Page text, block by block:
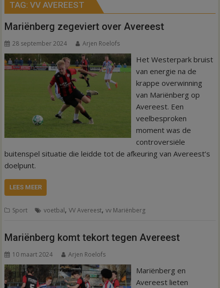
TAG:VV AVEREEST
Mariënberg zegeviert over Avereest
28 september 2024 Arjen Roelofs
Het Westerpark bruist
van energie na de
krappe overwinning
van Mariënberg op
Avereest. Een
veelbesproken
moment was de
controversiële
buitenspel situatie die leidde tot de afkeuring van Avereest’s
doelpunt.
LEES MEER
Sport voetbal,VV Avereest,vv Mariënberg
Mariënberg komt tekort tegen Avereest
10 maart 2024 Arjen Roelofs
Mariënberg en
Avereest lieten